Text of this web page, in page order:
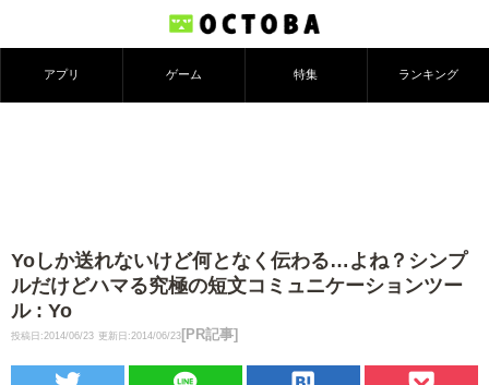
アプリ ゲーム 特集 ランキング
Yoしか送れないけど何となく伝わる…よね？シンプ
ルだけどハマる究極の短文コミュニケーションツー
ル : Yo
投稿日:2014/06/23 更新日:2014/06/23 [PR記事]